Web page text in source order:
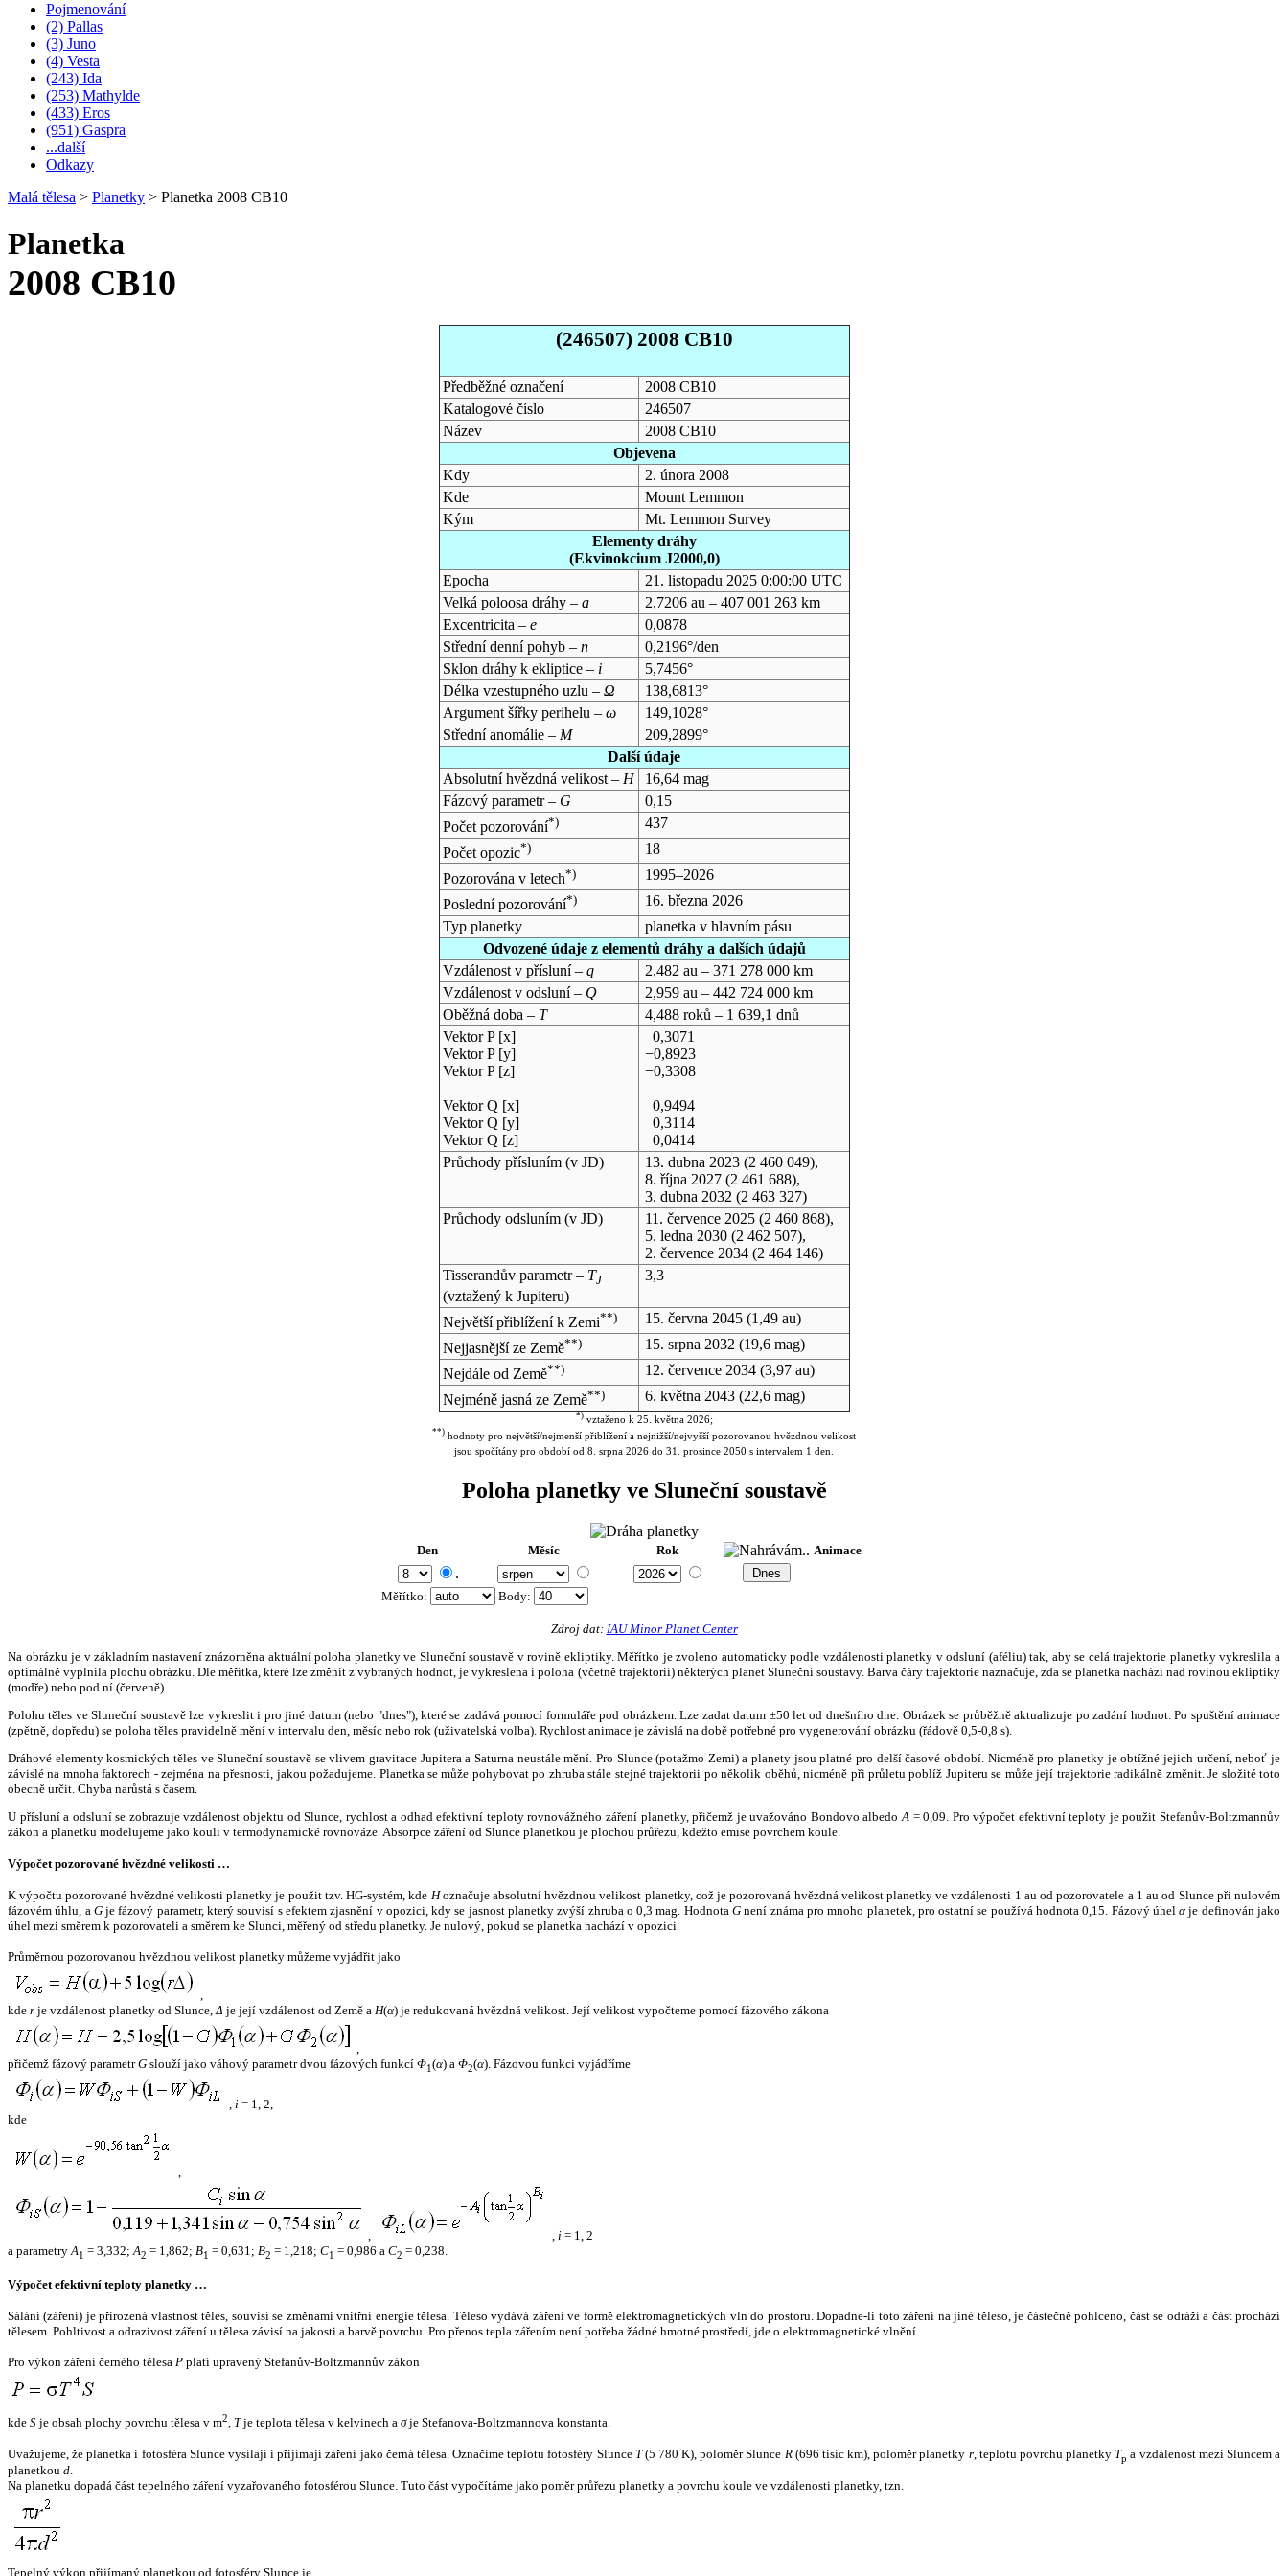
Pojmenování
(2) Pallas
(3) Juno
(4) Vesta
(243) Ida
(253) Mathylde
(433) Eros
(951) Gaspra
...další
Odkazy
Malá tělesa > Planetky > Planetka 2008 CB10
Planetka
2008 CB10
(246507) 2008 CB10
Předběžné označení
2008 CB10
Katalogové číslo
246507
Název
2008 CB10
Objevena
Kdy
2. února 2008
Kde
Mount Lemmon
Kým
Mt. Lemmon Survey
Elementy dráhy
(Ekvinokcium J2000,0)
Epocha
21. listopadu 2025 0:00:00 UTC
Velká poloosa dráhy – a
2,7206 au – 407 001 263 km
Excentricita – e
0,0878
Střední denní pohyb – n
0,2196°/den
Sklon dráhy k ekliptice – i
5,7456°
Délka vzestupného uzlu – Ω
138,6813°
Argument šířky perihelu – ω
149,1028°
Střední anomálie – M
209,2899°
Další údaje
Absolutní hvězdná velikost – H
16,64 mag
Fázový parametr – G
0,15
Počet pozorování*)
437
Počet opozic*)
18
Pozorována v letech*)
1995–2026
Poslední pozorování*)
16. března 2026
Typ planetky
planetka v hlavním pásu
Odvozené údaje z elementů dráhy a dalších údajů
Vzdálenost v přísluní – q
2,482 au – 371 278 000 km
Vzdálenost v odsluní – Q
2,959 au – 442 724 000 km
Oběžná doba – T
4,488 roků – 1 639,1 dnů
Vektor P [x]
Vektor P [y]
Vektor P [z]
Vektor Q [x]
Vektor Q [y]
Vektor Q [z]
0,3071
−0,8923
−0,3308
0,9494
0,3114
0,0414
Průchody přísluním (v JD) 13. dubna 2023(2 460 049),
8. října 2027(2 461 688),
3. dubna 2032 (2 463 327)
Průchody odsluním (v JD) 11. července 2025(2 460 868),
5. ledna 2030(2 462 507),
2. července 2034(2 464 146)
Tisserandův parametr – TJ
(vztažený k Jupiteru)
3,3
Největší přiblížení k Zemi**) 15. června 2045(1,49 au)
Nejjasnější ze Země**) 15. srpna 2032 (19,6 mag)
Nejdále od Země**) 12. července 2034(3,97 au)
Nejméně jasná ze Země**) 6. května 2043(22,6 mag)
*)vztaženo k 25. května 2026;
**) hodnoty pro největší/nejmenší přiblížení a nejnižší/nejvyšší pozorovanou hvězdnou velikost
jsou spočítány pro období od 8. srpna 2026 do 31. prosince 2050 s intervalem 1 den.
Poloha planetky ve Sluneční soustavě
Den Měsíc Rok Animace
.
Měřítko: Body:
Zdroj dat: IAU Minor Planet Center
Na obrázku je v základním nastavení znázorněna aktuální poloha planetky ve Sluneční soustavě v rovině ekliptiky. Měřítko je zvoleno automaticky podle vzdálenosti planetky v odsluní (aféliu) tak, aby se celá trajektorie planetky vykreslila a
optimálně vyplnila plochu obrázku. Dle měřítka, které lze změnit z vybraných hodnot, je vykreslena i poloha (včetně trajektorií) některých planet Sluneční soustavy. Barva čáry trajektorie naznačuje, zda se planetka nachází nad rovinou ekliptiky
(modře) nebo pod ní (červeně).
Polohu těles ve Sluneční soustavě lze vykreslit i pro jiné datum (nebo "dnes"), které se zadává pomocí formuláře pod obrázkem. Lze zadat datum ±50 let od dnešního dne. Obrázek se průběžně aktualizuje po zadání hodnot. Po spuštění animace
(zpětně, dopředu) se poloha těles pravidelně mění v intervalu den, měsíc nebo rok (uživatelská volba). Rychlost animace je závislá na době potřebné pro vygenerování obrázku (řádově 0,5-0,8 s).
Dráhové elementy kosmických těles ve Sluneční soustavě se vlivem gravitace Jupitera a Saturna neustále mění. Pro Slunce (potažmo Zemi) a planety jsou platné pro delší časové období. Nicméně pro planetky je obtížné jejich určení, neboť je
závislé na mnoha faktorech - zejména na přesnosti, jakou požadujeme. Planetka se může pohybovat po zhruba stále stejné trajektorii po několik oběhů, nicméně při průletu poblíž Jupiteru se může její trajektorie radikálně změnit. Je složité toto
obecně určit. Chyba narůstá s časem.
U přísluní a odsluní se zobrazuje vzdálenost objektu od Slunce, rychlost a odhad efektivní teploty rovnovážného záření planetky, přičemž je uvažováno Bondovo albedo A = 0,09. Pro výpočet efektivní teploty je použit Stefanův-Boltzmannův
zákon a planetku modelujeme jako kouli v termodynamické rovnováze. Absorpce záření od Slunce planetkou je plochou průřezu, kdežto emise povrchem koule.
Výpočet pozorované hvězdné velikosti …
K výpočtu pozorované hvězdné velikosti planetky je použit tzv. HG-systém, kde Hoznačuje absolutní hvězdnou velikost planetky, což je pozorovaná hvězdná velikost planetky ve vzdálenosti 1 au od pozorovatele a 1 au od Slunce při nulovém
fázovém úhlu, a Gje fázový parametr, který souvisí s efektem zjasnění v opozici, kdy se jasnost planetky zvýší zhruba o 0,3 mag. HodnotaG není známa pro mnoho planetek, pro ostatní se používá hodnota 0,15. Fázový úhelα je definován jako
úhel mezi směrem k pozorovateli a směrem ke Slunci, měřený od středu planetky. Je nulový, pokud se planetka nachází v opozici.
Průměrnou pozorovanou hvězdnou velikost planetky můžeme vyjádřit jako
,
kde r je vzdálenost planetky od Slunce,Δ je její vzdálenost od Země a H(α) je redukovaná hvězdná velikost. Její velikost vypočteme pomocí fázového zákona
,
přičemž fázový parametrG slouží jako váhový parametr dvou fázových funkcí Φ1(α) a Φ2(α). Fázovou funkci vyjádříme
, i = 1, 2,
kde
,
, , i = 1, 2
a parametryA1 = 3,332;A2 = 1,862; B1 = 0,631; B2 = 1,218; C1 = 0,986 a C2 = 0,238.
Výpočet efektivní teploty planetky …
Sálání (záření) je přirozená vlastnost těles, souvisí se změnami vnitřní energie tělesa. Těleso vydává záření ve formě elektromagnetických vln do prostoru. Dopadne-li toto záření na jiné těleso, je částečně pohlceno, část se odráží a část prochází
tělesem. Pohltivost a odrazivost záření u tělesa závisí na jakosti a barvě povrchu. Pro přenos tepla zářením není potřeba žádné hmotné prostředí, jde o elektromagnetické vlnění.
Pro výkon záření černého tělesa P platí upravený Stefanův-Boltzmannův zákon
kde S je obsah plochy povrchu tělesa v m2, Tje teplota tělesa v kelvinech a σje Stefanova-Boltzmannova konstanta.
Uvažujeme, že planetka i fotosféra Slunce vysílají i přijímají záření jako černá tělesa. Označíme teplotu fotosféry Slunce T(5 780 K), poloměr Slunce R(696 tisíc km), poloměr planetky r, teplotu povrchu planetky Tp a vzdálenost mezi Sluncem a
planetkou d.
Na planetku dopadá část tepelného záření vyzařovaného fotosférou Slunce. Tuto část vypočítáme jako poměr průřezu planetky a povrchu koule ve vzdálenosti planetky, tzn.
Tepelný výkon přijímaný planetkou od fotosféry Slunce je